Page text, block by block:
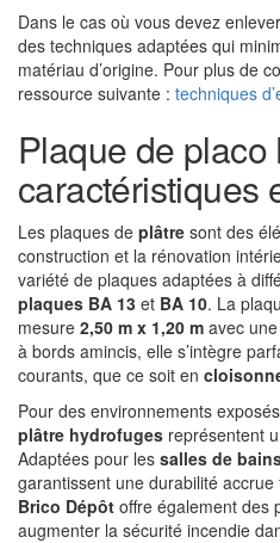
Dans le cas où vous devez
des techniques adaptées qui
matériau d’origine. Pour plus de
ressource suivante : techniques
Plaque de placo
caractéristiques
Les plaques de plâtre sont des
construction et la rénovation
variété de plaques adaptées à
plaques BA 13 et BA 10. La
mesure 2,50 m x 1,20 m avec
à bords amincis, elle s’intègre
courants, que ce soit en
Pour des environnements
plâtre hydrofuges représentent
Adaptées pour les salles de
garantissent une durabilité accrue
Brico Dépôt offre également des
augmenter la sécurité incendie